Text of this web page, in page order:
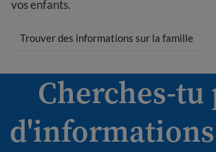
vos enfants.
Trouver des informations sur la famille
Cherches-tu